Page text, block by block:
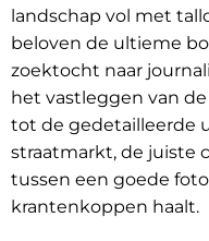
landschap vol met
beloven de ultieme
zoektocht naar
het vastleggen van
tot de gedetailleerde
straatmarkt, de juiste
tussen een goede
krantenkoppen haalt.